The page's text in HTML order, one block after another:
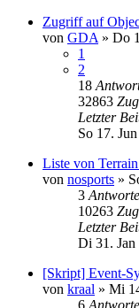
Zugriff auf
von GDA » Do
1
2
18
32863
Letzter
So 17.
Liste von
von nosports »
3
10263
Letzter
Di 31. Jan
[Skript] Event-
von kraal » Mi
6